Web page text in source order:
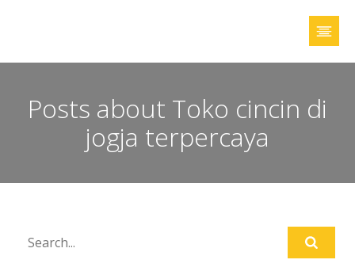
Posts about Toko cincin di
jogja terpercaya